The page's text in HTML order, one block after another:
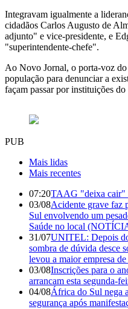
Integravam igualmente a
cidadãos Carlos Augusto de
adjunto" e vice-presidente, e
"superintendente-chefe".
Ao Novo Jornal, o porta-voz
população para denunciar a
façam passar por instituições do
PUB
Mais lidas
Mais recentes
07:20TAAG "deixa cair"
03/08Acidente grave faz
Sul envolvendo um
Saúde no local
31/07UNITEL: Depois
sombra de dúvida desce
levou a maior empresa
03/08Inscrições para o
arrancam esta segunda-
04/08África do Sul nega
segurança após